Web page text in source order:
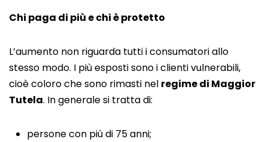
Chi paga di più e chi è protetto
L’aumento non riguarda tutti i consumatori allo
stesso modo. I più esposti sono i clienti vulnerabili,
cioè coloro che sono rimasti nel regime di Maggior
Tutela. In generale si tratta di:
persone con più di 75 anni;